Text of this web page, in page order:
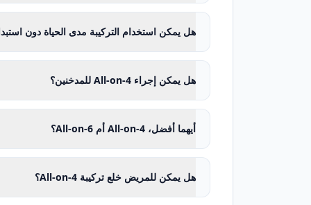
دعم الشفة وملامح الوجه الجانبية
مقدار السن واللثة الظاهر أثناء الابتسام
متطلبات الكلام والصوتيات
علاقات الإطباق وقوى المضغ
علامات البروكسيزم أو شد الأسنان
قدرة المريض على تنظيف التركيبة
هل يمكن استخدام التركيبة مدى الحياة دون
هل يمكن إجراء All-on-4 للمدخنين؟
أيهما أفضل، All-on-4 أم All-on-6؟
هل يمكن للمريض خلع تركيبة All-on-4؟